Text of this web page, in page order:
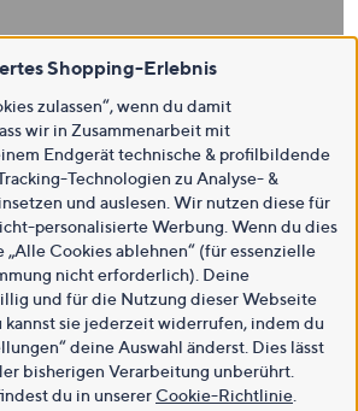
Shopping-Erlebnis
zulassen“, wenn du damit
wir in Zusammenarbeit mit
Endgerät technische & profilbildende
Technologien zu Analyse- &
und auslesen. Wir nutzen diese für
personalisierte Werbung. Wenn du dies
„Alle Cookies ablehnen“ (für essenzielle
nicht erforderlich). Deine
und für die Nutzung dieser Webseite
sie jederzeit widerrufen, indem du
deine Auswahl änderst. Dies lässt
bisherigen Verarbeitung unberührt.
du in unsererCookie-Richtlinie